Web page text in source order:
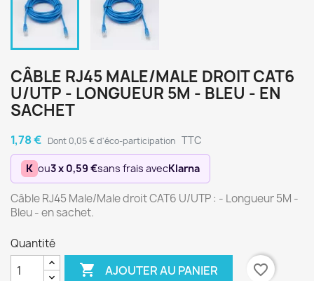
CÂBLE RJ45 MALE/MALE DROIT CAT6
U/UTP - LONGUEUR 5M - BLEU - EN
SACHET
1,78 € Dont 0,05 € d'éco-participation TTC
K ou3 x 0,59 €sans frais avecKlarna
Câble RJ45 Male/Male droit CAT6 U/UTP : - Longueur 5M -
Bleu - en sachet.
Quantité
 AJOUTER AU PANIER favorite_border